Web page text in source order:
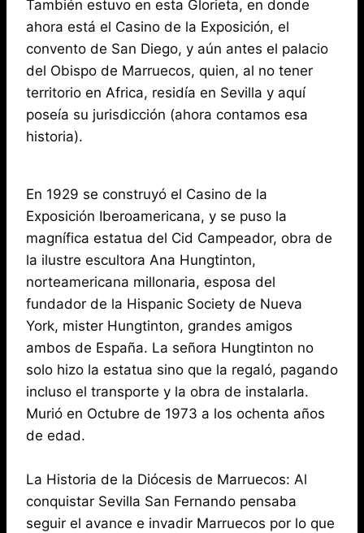
También estuvo en esta Glorieta, en donde
ahora está el Casino de la Exposición, el
convento de San Diego, y aún antes el palacio
del Obispo de Marruecos, quien, al no tener
territorio en Africa, residía en Sevilla y aquí
poseía su jurisdicción (ahora contamos esa
historia).
En 1929 se construyó el Casino de la
Exposición Iberoamericana, y se puso la
magnífica estatua del Cid Campeador, obra de
la ilustre escultora Ana Hungtinton,
norteamericana millonaria, esposa del
fundador de la Hispanic Society de Nueva
York, mister Hungtinton, grandes amigos
ambos de España. La señora Hungtinton no
solo hizo la estatua sino que la regaló, pagando
incluso el transporte y la obra de instalarla.
Murió en Octubre de 1973 a los ochenta años
de edad.
La Historia de la Diócesis de Marruecos: Al
conquistar Sevilla San Fernando pensaba
seguir el avance e invadir Marruecos por lo que